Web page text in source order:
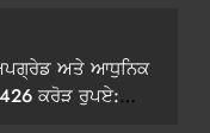
ਅਤੇ ਆਧੁਨਿਕ
ਕਰੋੜ ਰੁਪਏ: